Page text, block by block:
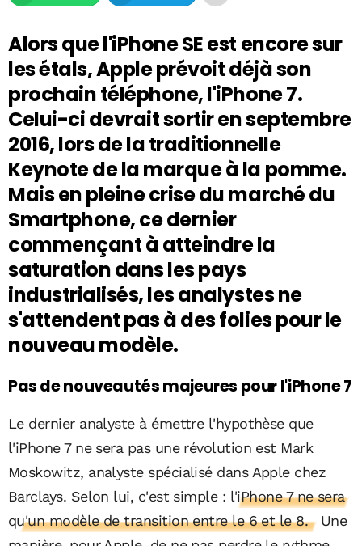
Alors que l'iPhone SE est encore sur
les étals, Apple prévoit déjà son
prochain téléphone, l'iPhone 7.
Celui-ci devrait sortir en septembre
2016, lors de la traditionnelle
Keynote de la marque à la pomme.
Mais en pleine crise du marché du
Smartphone, ce dernier
commençant à atteindre la
saturation dans les pays
industrialisés, les analystes ne
s'attendent pas à des folies pour le
nouveau modèle.
Pas de nouveautés majeures pour l'iPhone 7
Le dernier analyste à émettre l'hypothèse que
l'iPhone 7 ne sera pas une révolution est Mark
Moskowitz, analyste spécialisé dans Apple chez
Barclays. Selon lui, c'est simple : l'iPhone 7 ne sera
qu'un modèle de transition entre le 6 et le 8. Une